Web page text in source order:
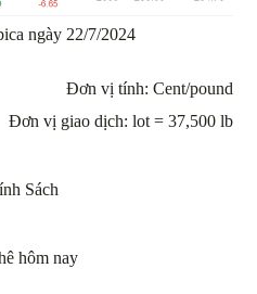
ngày 22/7/2024
Đơn vị tính: Cent/pound
Đơn vị giao dịch: lot = 37,500 lb
Sách
hôm nay